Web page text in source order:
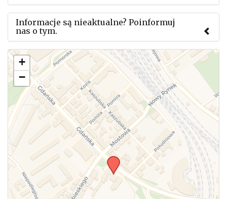
Informacje są nieaktualne? Poinformuj
nas o tym.
Użyj tego formularza aby przesłać informację o
zmianach w powyższym mityngu.
+
−